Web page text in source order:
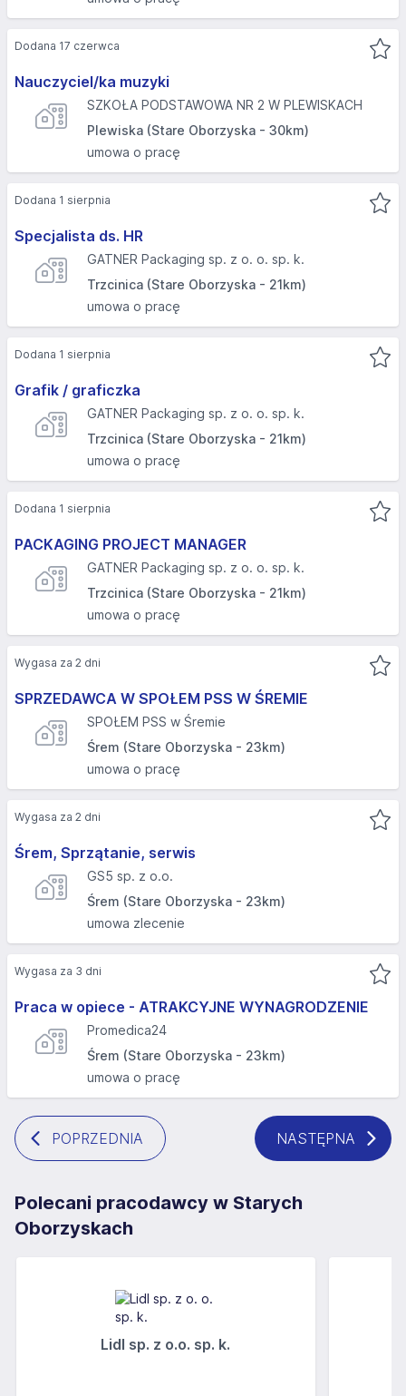
Nauczyciel/ka muzyki
SZKOŁA PODSTAWOWA NR 2 W PLEWISKACH
Plewiska (Stare Oborzyska - 30km)
umowa o pracę
Dodana 17 czerwca
Specjalista ds. HR
GATNER Packaging sp. z o. o. sp. k.
Trzcinica (Stare Oborzyska - 21km)
umowa o pracę
Dodana 1 sierpnia
Grafik / graficzka
GATNER Packaging sp. z o. o. sp. k.
Trzcinica (Stare Oborzyska - 21km)
umowa o pracę
Dodana 1 sierpnia
PACKAGING PROJECT MANAGER
GATNER Packaging sp. z o. o. sp. k.
Trzcinica (Stare Oborzyska - 21km)
umowa o pracę
Dodana 1 sierpnia
SPRZEDAWCA W SPOŁEM PSS W ŚREMIE
SPOŁEM PSS w Śremie
Śrem (Stare Oborzyska - 23km)
umowa o pracę
Wygasa za 2 dni
Śrem, Sprzątanie, serwis
GS5 sp. z o.o.
Śrem (Stare Oborzyska - 23km)
umowa zlecenie
Wygasa za 2 dni
Praca w opiece - ATRAKCYJNE WYNAGRODZENIE
Promedica24
Śrem (Stare Oborzyska - 23km)
umowa o pracę
Wygasa za 3 dni
POPRZEDNIA NASTĘPNA
Polecani pracodawcy w Starych
Oborzyskach
Lidl sp. z o.o. sp. k.